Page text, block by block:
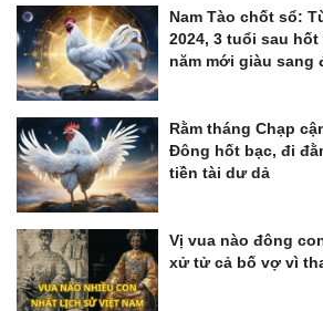
Nam Tào chốt sổ:
2024, 3 tuổi sau
năm mới giàu sang
Rằm tháng Chạp
Đông hốt bạc, đi
tiền tài dư dả
Vị vua nào đông
xử tử cả bố vợ vì